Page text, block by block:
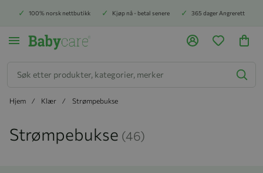
100% norsk nettbutikk Kjøp nå - betal senere 365 dager Angrerett
Hjem Klær Strømpebukse
Strømpebukse (46)